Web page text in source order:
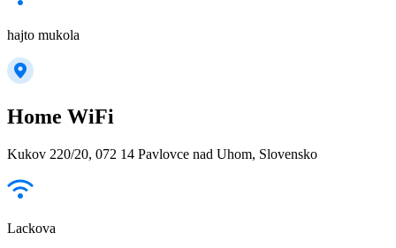
hajto mukola
Home WiFi
Kukov 220/20, 072 14 Pavlovce nad Uhom, Slovensko
Lackova